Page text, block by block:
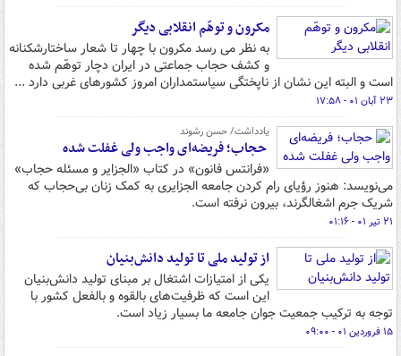
مکرون و توهّم انقلابی دیگر
به نظر می رسد مکرون با چهار تا شعار ساختارشکنانه
و کشف حجاب جماعتی در ایران دچار توهّم شده
است و البته این نشان از ناپختگی سیاستمداران امروز کشورهای غربی دارد ...
۲۳ آبان ۰۱ - ۱۷:۵۸
یادداشت/ حسن رشوند
‌ حجاب؛ فریضه‌ای واجب ولی غفلت شده
«فرانتس فانون» در کتاب «الجزایر و مسئله حجاب»
می‌نویسد: هنوز رؤیای رام کردن جامعه الجزایری به کمک زنان بی‌حجاب که
شریک جرم اشغالگرند، بیرون نرفته است.
۲۱ تیر ۰۱ - ۰۱:۱۶
از تولید ملی تا تولید دانش‌بنیان
یکی از امتیازات اشتغال بر مبنای تولید دانش‌بنیان
این است که ظرفیت‌های بالقوه و بالفعل کشور با
توجه به ترکیب جمعیت جوان جامعه ما بسیار زیاد است.
۱۵ فروردین ۰۱ - ۰۹:۰۰